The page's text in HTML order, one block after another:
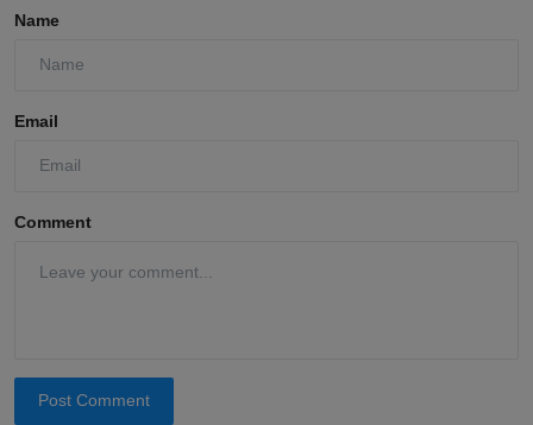
Name
Email
Comment
Post Comment